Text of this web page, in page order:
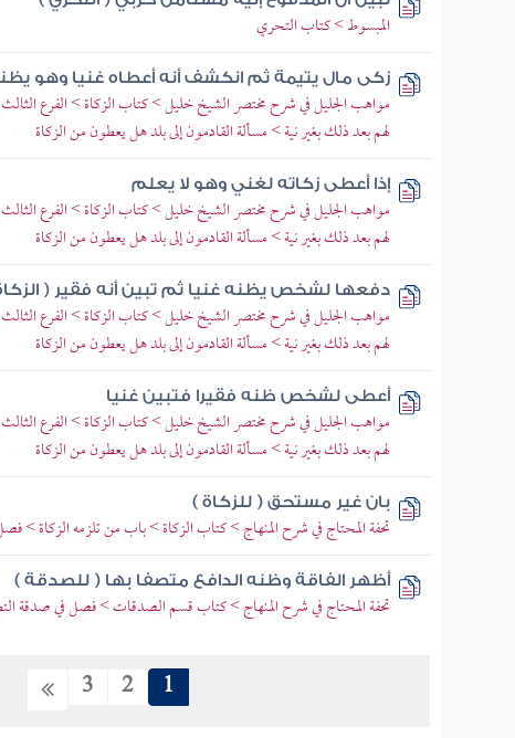
المبسوط > كتاب التحري
زكى مال يتيمة ثم انكشف أنه أعطاه غنيا وهو
مواهب الجليل في شرح مختصر الشيخ خليل > كتاب الزكاة > الفرع الثالث
لهم بعد ذلك بغير نية > مسألة القادمون إلى بلد هل يعطون من الزكاة
إذا أعطى زكاته لغني وهو لا يعلم
مواهب الجليل في شرح مختصر الشيخ خليل > كتاب الزكاة > الفرع الثالث
لهم بعد ذلك بغير نية > مسألة القادمون إلى بلد هل يعطون من الزكاة
دفعها لشخص يظنه غنيا ثم تبين أنه فقير (
مواهب الجليل في شرح مختصر الشيخ خليل > كتاب الزكاة > الفرع الثالث
لهم بعد ذلك بغير نية > مسألة القادمون إلى بلد هل يعطون من الزكاة
أعطى لشخص ظنه فقيرا فتبين غنيا
مواهب الجليل في شرح مختصر الشيخ خليل > كتاب الزكاة > الفرع الثالث
لهم بعد ذلك بغير نية > مسألة القادمون إلى بلد هل يعطون من الزكاة
بان غير مستحق ( للزكاة )
تحفة المحتاج في شرح المنهاج > كتاب الزكاة > باب من تلزمه الزكاة >
أظهر الفاقة وظنه الدافع متصفا بها ( للصدقة )
تحفة المحتاج في شرح المنهاج > كتاب قسم الصدقات > فصل في صدقة
1
2
3